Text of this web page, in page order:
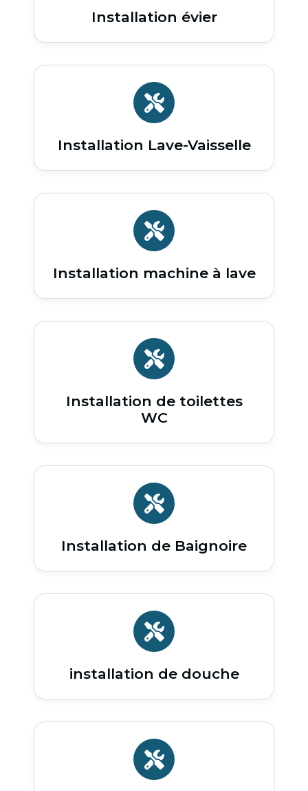
Installation évier
Installation Lave-Vaisselle
Installation machine à lave
Installation de toilettes
WC
Installation de Baignoire
installation de douche